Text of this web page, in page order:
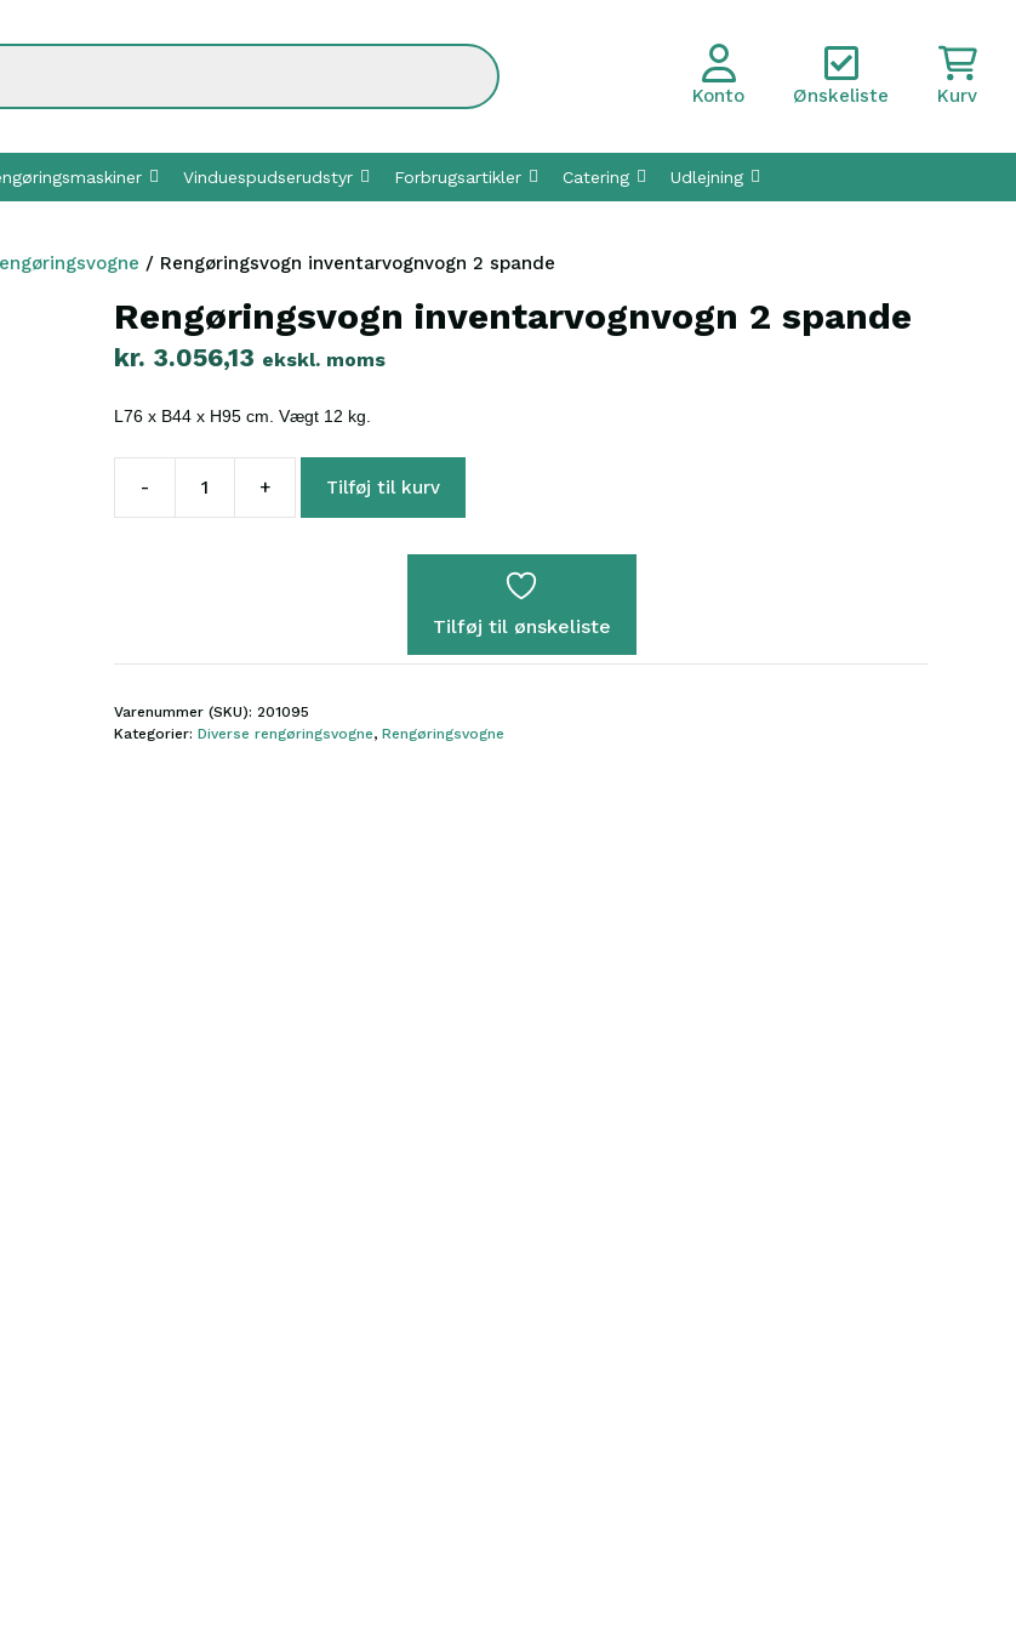
Konto
Ønskeliste Kurv
Vinduespudserudstyr Forbrugsartikler Catering Udlejning
/ Rengøringsvogn inventarvognvogn 2 spande
Rengøringsvogn inventarvognvogn 2 spande
kr. 3.056,13 ekskl. moms
L76 x B44 x H95 cm. Vægt 12 kg.
-
Rengøringsvogn
+ Tilføj til kurv
Tilføj til ønskeliste
Varenummer (SKU): 201095
Kategorier: Diverse rengøringsvogne, Rengøringsvogne